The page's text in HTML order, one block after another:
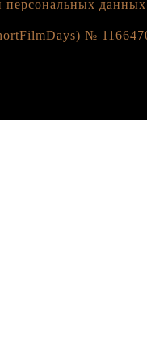
персональных данных
№